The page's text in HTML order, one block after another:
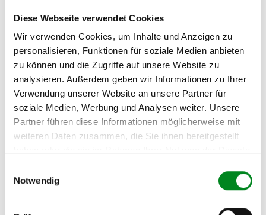
Diese Webseite verwendet Cookies
Wir verwenden Cookies, um Inhalte und Anzeigen zu
personalisieren, Funktionen für soziale Medien anbieten
zu können und die Zugriffe auf unsere Website zu
analysieren. Außerdem geben wir Informationen zu Ihrer
Verwendung unserer Website an unsere Partner für
soziale Medien, Werbung und Analysen weiter. Unsere
Partner führen diese Informationen möglicherweise mit
weiteren Daten zusammen, die Sie ihnen bereitgestellt
Notwendig
VOLKSWAGEN PASSAT
Kombi (32B) 2.2
VOLKSWAGEN PASSAT
Kombi (3A5, 35I) 1.6
VOLKSWAGEN PASSAT
Kombi (3A5, 35I) 1.6 TD
VOLKSWAGEN PASSAT
Kombi (3A5, 35I) 1.8
VOLKSWAGEN PASSAT